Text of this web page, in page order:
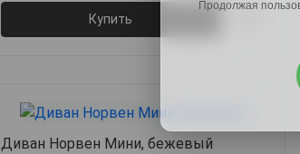
Купить
Диван Норвен Мини, бежевый
Продолжая